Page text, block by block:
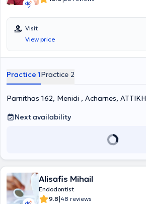
Visit
View price
Practice 1Practice 2
Parnithas 162, Menidi , Acharnes, ΑΤΤΙΚΗ
Next availability
Alisafis Mihail
Endodontist
9.8|48 reviews